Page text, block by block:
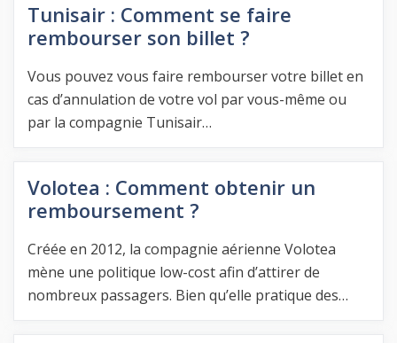
Tunisair : Comment se faire
rembourser son billet ?
Vous pouvez vous faire rembourser votre billet en
cas d’annulation de votre vol par vous-même ou
par la compagnie Tunisair…
Volotea : Comment obtenir un
remboursement ?
Créée en 2012, la compagnie aérienne Volotea
mène une politique low-cost afin d’attirer de
nombreux passagers. Bien qu’elle pratique des…